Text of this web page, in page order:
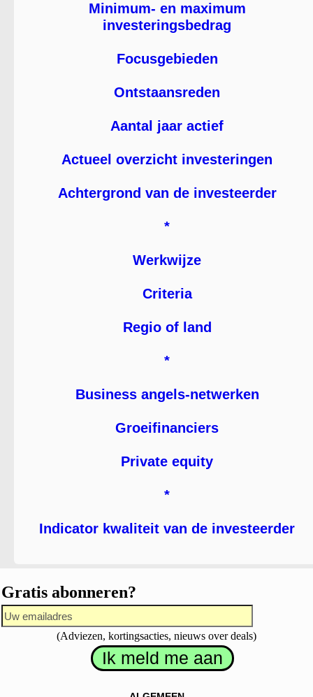
Minimum- en maximum
investeringsbedrag
Focusgebieden
Ontstaansreden
Aantal jaar actief
Actueel overzicht investeringen
Achtergrond van de investeerder
*
Werkwijze
Criteria
Regio of land
*
Business angels-netwerken
Groeifinanciers
Private equity
*
Indicator kwaliteit van de investeerder
Gratis abonneren?
(Adviezen, kortingsacties, nieuws over deals)